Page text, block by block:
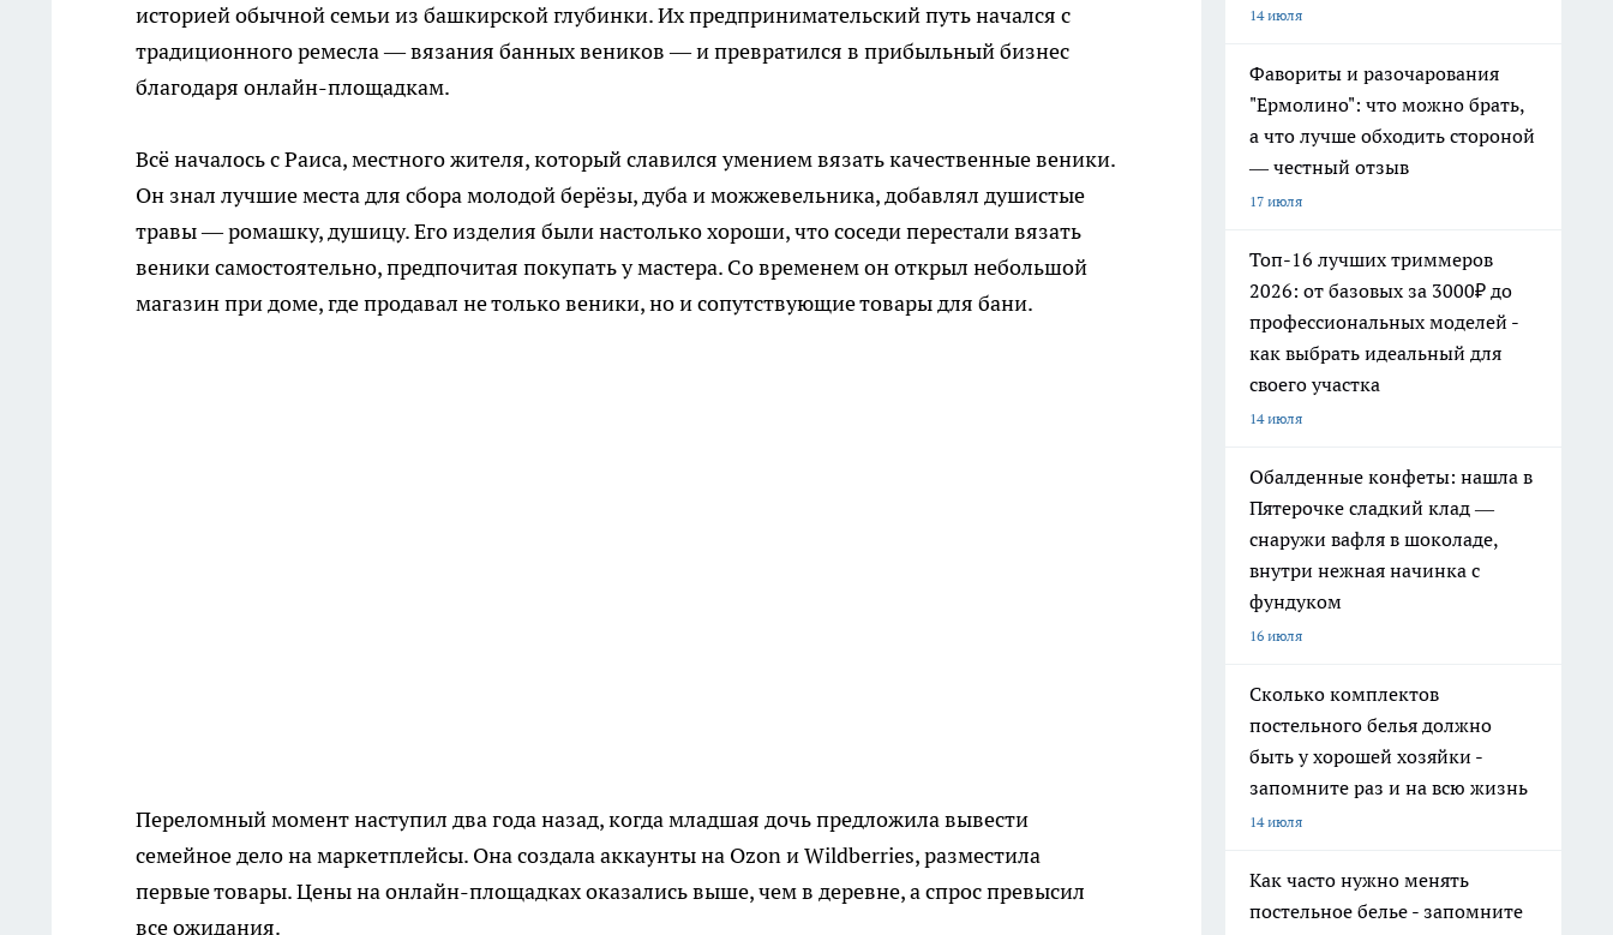
историей обычной семьи из башкирской глубинки. Их предпринимательский путь начался с
традиционного ремесла — вязания банных веников — и превратился в прибыльный бизнес
благодаря онлайн-площадкам.
Всё началось с Раиса, местного жителя, который славился умением вязать качественные веники.
Он знал лучшие места для сбора молодой берёзы, дуба и можжевельника, добавлял душистые
травы — ромашку, душицу. Его изделия были настолько хороши, что соседи перестали вязать
веники самостоятельно, предпочитая покупать у мастера. Со временем он открыл небольшой
магазин при доме, где продавал не только веники, но и сопутствующие товары для бани.
Переломный момент наступил два года назад, когда младшая дочь предложила вывести
семейное дело на маркетплейсы. Она создала аккаунты на Ozon и Wildberries, разместила
первые товары. Цены на онлайн-площадках оказались выше, чем в деревне, а спрос превысил
все ожидания.
14 июля
Фавориты и разочарования
"Ермолино": что можно брать,
а что лучше обходить стороной
— честный отзыв
17 июля
Топ-16 лучших триммеров
2026: от базовых за 3000₽ до
профессиональных моделей -
как выбрать идеальный для
своего участка
14 июля
Обалденные конфеты: нашла в
Пятерочке сладкий клад —
снаружи вафля в шоколаде,
внутри нежная начинка с
фундуком
16 июля
Сколько комплектов
постельного белья должно
быть у хорошей хозяйки -
запомните раз и на всю жизнь
14 июля
Как часто нужно менять
постельное белье - запомните